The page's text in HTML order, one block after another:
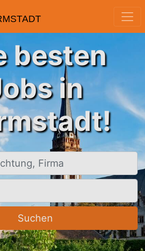
besten
in
Firma
Suchen